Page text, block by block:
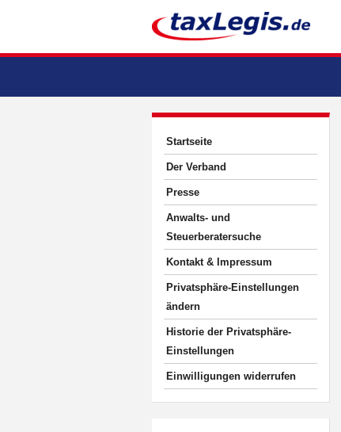
Startseite
Der Verband
Presse
Anwalts- und
Steuerberatersuche
Kontakt & Impressum
Privatsphäre-Einstellungen
ändern
Historie der Privatsphäre-
Einstellungen
Einwilligungen widerrufen